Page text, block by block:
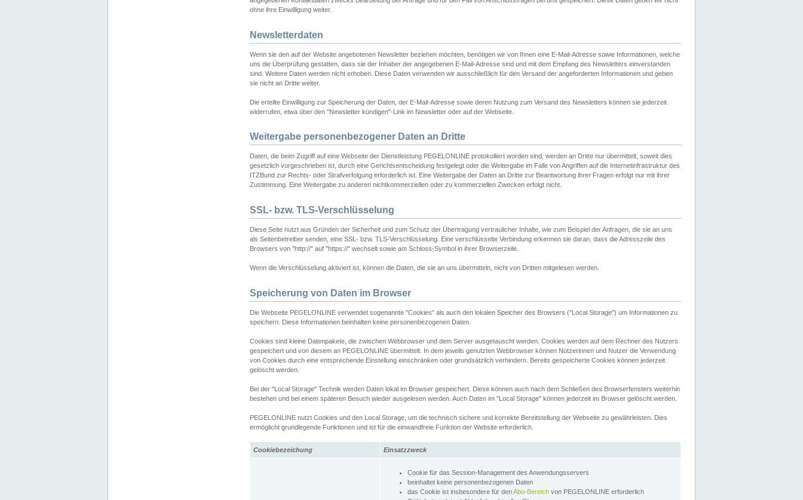
ohne ihre Einwilligung weiter.
Newsletterdaten
Wenn sie den auf der Website angebotenen Newsletter beziehen möchten, benötigen wir von Ihnen eine E-Mail-Adresse sowie Informationen, welche
uns die Überprüfung gestatten, dass sie der Inhaber der angegebenen E-Mail-Adresse sind und mit dem Empfang des Newsletters einverstanden
sind. Weitere Daten werden nicht erhoben. Diese Daten verwenden wir ausschließlich für den Versand der angeforderten Informationen und geben
sie nicht an Dritte weiter.
Die erteilte Einwilligung zur Speicherung der Daten, der E-Mail-Adresse sowie deren Nutzung zum Versand des Newsletters können sie jederzeit
widerrufen, etwa über den "Newsletter kündigen"-Link im Newsletter oder auf der Webseite.
Weitergabe personenbezogener Daten an Dritte
Daten, die beim Zugriff auf eine Webseite der Dienstleistung PEGELONLINE protokolliert worden sind, werden an Dritte nur übermittelt, soweit dies
gesetzlich vorgeschrieben ist, durch eine Gerichtsentscheidung festgelegt oder die Weitergabe im Falle von Angriffen auf die Internetinfrastruktur des
ITZBund zur Rechts- oder Strafverfolgung erforderlich ist. Eine Weitergabe der Daten an Dritte zur Beantwortung ihrer Fragen erfolgt nur mit ihrer
Zustimmung. Eine Weitergabe zu anderen nichtkommerziellen oder zu kommerziellen Zwecken erfolgt nicht.
SSL- bzw. TLS-Verschlüsselung
Diese Seite nutzt aus Gründen der Sicherheit und zum Schutz der Übertragung vertraulicher Inhalte, wie zum Beispiel der Anfragen, die sie an uns
als Seitenbetreiber senden, eine SSL- bzw. TLS-Verschlüsselung. Eine verschlüsselte Verbindung erkennen sie daran, dass die Adresszeile des
Browsers von "http://" auf "https://" wechselt sowie am Schloss-Symbol in ihrer Browserzeile.
Wenn die Verschlüsselung aktiviert ist, können die Daten, die sie an uns übermitteln, nicht von Dritten mitgelesen werden.
Speicherung von Daten im Browser
Die Webseite PEGELONLINE verwendet sogenannte "Cookies" als auch den lokalen Speicher des Browsers ("Local Storage") um Informationen zu
speichern. Diese Informationen beinhalten keine personenbezogenen Daten.
Cookies sind kleine Datenpakete, die zwischen Webbrowser und dem Server ausgetauscht werden. Cookies werden auf dem Rechner des Nutzers
gespeichert und von diesem an PEGELONLINE übermittelt. In dem jeweils genutzten Webbrowser können Nutzerinnen und Nutzer die Verwendung
von Cookies durch eine entsprechende Einstellung einschränken oder grundsätzlich verhindern. Bereits gespeicherte Cookies können jederzeit
gelöscht werden.
Bei der "Local Storage" Technik werden Daten lokal im Browser gespeichert. Diese können auch nach dem Schließen des Browserfensters weiterhin
bestehen und bei einem späteren Besuch wieder ausgelesen werden. Auch Daten im "Local Storage" können jederzeit im Browser gelöscht werden.
PEGELONLINE nutzt Cookies und den Local Storage, um die technisch sichere und korrekte Bereitstellung der Webseite zu gewährleisten. Dies
ermöglicht grundlegende Funktionen und ist für die einwandfreie Funktion der Website erforderlich.
Cookiebezeichung Einsatzzweck
Cookie für das Session-Management des Anwendungsservers
beinhaltet keine personenbezogenen Daten
das Cookie ist insbesondere für denAbo-Bereich von PEGELONLINE erforderlich